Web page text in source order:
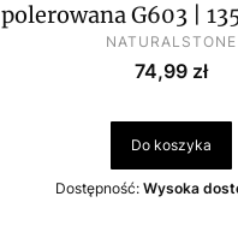
polerowana G603 |
PRODUCENT
NATURALSTONE
Cena
74,99 zł
Do koszyka
Dostępność: Wysoka